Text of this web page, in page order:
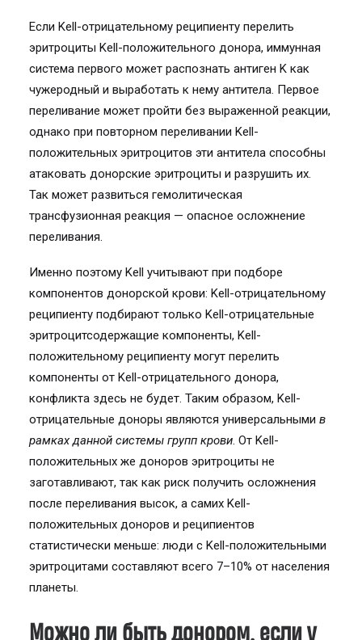
Если Kell-отрицательному реципиенту перелить
эритроциты Kell-положительного донора, иммунная
система первого может распознать антиген K как
чужеродный и выработать к нему антитела. Первое
переливание может пройти без выраженной реакции,
однако при повторном переливании Kell-
положительных эритроцитов эти антитела способны
атаковать донорские эритроциты и разрушить их.
Так может развиться гемолитическая
трансфузионная реакция — опасное осложнение
переливания.
Именно поэтому Kell учитывают при подборе
компонентов донорской крови: Kell-отрицательному
реципиенту подбирают только Kell-отрицательные
эритроцитсодержащие компоненты, Kell-
положительному реципиенту могут перелить
компоненты от Kell-отрицательного донора,
конфликта здесь не будет. Таким образом, Kell-
отрицательные доноры являются универсальными в
рамках данной системы групп крови. От Kell-
положительных же доноров эритроциты не
заготавливают, так как риск получить осложнения
после переливания высок, а самих Kell-
положительных доноров и реципиентов
статистически меньше: люди с Kell-положительными
эритроцитами составляют всего 7–10% от населения
планеты.
Можно ли быть донором, если у